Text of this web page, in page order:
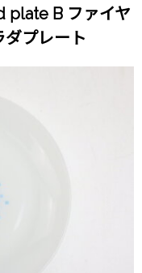
plate B ファイヤ
ダプレート